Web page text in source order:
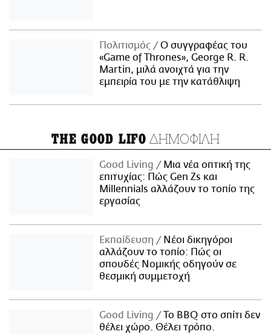
Πολιτισμός
Ο συγγραφέας του
«Game of Thrones», George R. R.
Martin, μιλά ανοιχτά για την
εμπειρία του με την κατάθλιψη
THE GOOD LIFO ΔΗΜΟΦΙΛΗ
Good Living
Μια νέα οπτική της
επιτυχίας: Πώς Gen Zs και
Millennials αλλάζουν το τοπίο της
εργασίας
Εκπαίδευση
Νέοι δικηγόροι
αλλάζουν το τοπίο: Πώς οι
σπουδές Νομικής οδηγούν σε
θεσμική συμμετοχή
Good Living
Το BBQ στο σπίτι δεν
θέλει χώρο. Θέλει τρόπο.